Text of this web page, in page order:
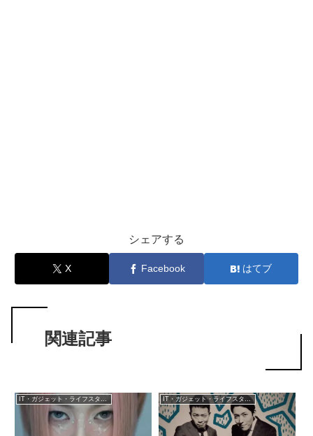
シェアする
X Facebook はてブ
関連記事
IT・ガジェット・ライフスタイル IT・ガジェット・ライフスタイル